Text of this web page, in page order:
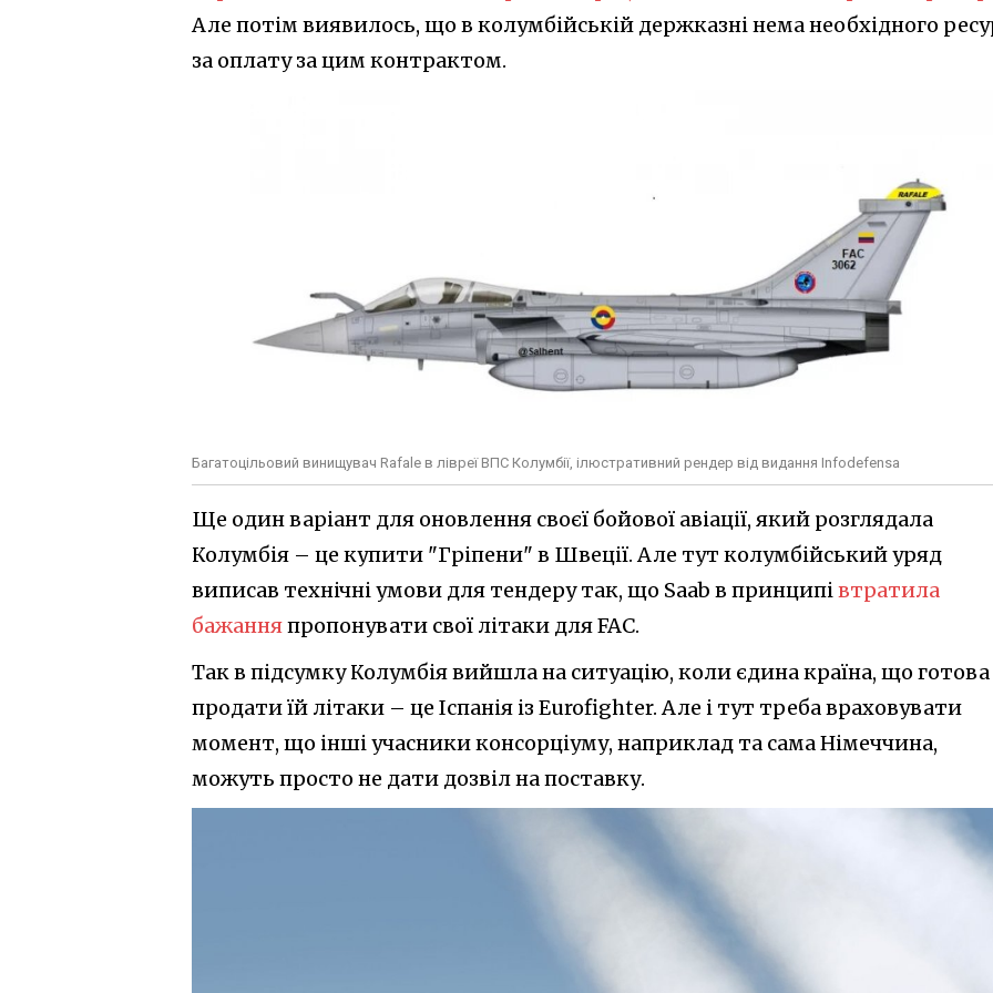
Але потім виявилось, що в колумбійській держказні нема необхідного
за оплату за цим контрактом.
Багатоцільовий винищувач Rafale в лівреї ВПС Колумбії, ілюстративний рендер від видання Infodefensa
Ще один варіант для оновлення своєї бойової авіації, який розглядала
Колумбія – це купити "Гріпени" в Швеції. Але тут колумбійський уряд
виписав технічні умови для тендеру так, що Saab в принципі втратила
бажанняпропонувати свої літаки для FAC.
Так в підсумку Колумбія вийшла на ситуацію, коли єдина країна, що готова
продати їй літаки – це Іспанія із Eurofighter. Але і тут треба враховувати
момент, що інші учасники консорціуму, наприклад та сама Німеччина,
можуть просто не дати дозвіл на поставку.